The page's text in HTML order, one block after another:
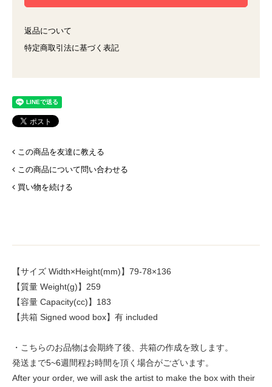
返品について
特定商取引法に基づく表記
この商品を友達に教える
この商品について問い合わせる
買い物を続ける
【サイズ Width×Height(mm)】79-78×136
【質量 Weight(g)】259
【容量 Capacity(cc)】183
【共箱 Signed wood box】有 included
・こちらのお品物は会期終了後、共箱の作成を致します。
発送まで5~6週間程お時間を頂く場合がございます。
After your order, we will ask the artist to make the box with their